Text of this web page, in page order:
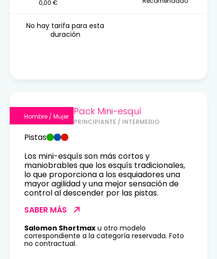
0,00 €
No hay tarifa para esta
duración
Hombre / Mujer Pack Mini-esquí
PRINCIPIANTE / INTERMEDIO
Pistas
Los mini-esquís son más cortos y
maniobrables que los esquís tradicionales,
lo que proporciona a los esquiadores una
mayor agilidad y una mejor sensación de
control al descender por las pistas.
SABER MÁS
Salomon Shortmax u otro modelo
correspondiente a la categoría reservada. Foto
no contractual.